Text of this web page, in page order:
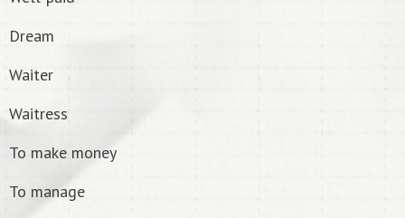
Dream
Waiter
Waitress
To make money
To manage